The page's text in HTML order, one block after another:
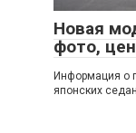
Новая
фото,
Информация о
японских